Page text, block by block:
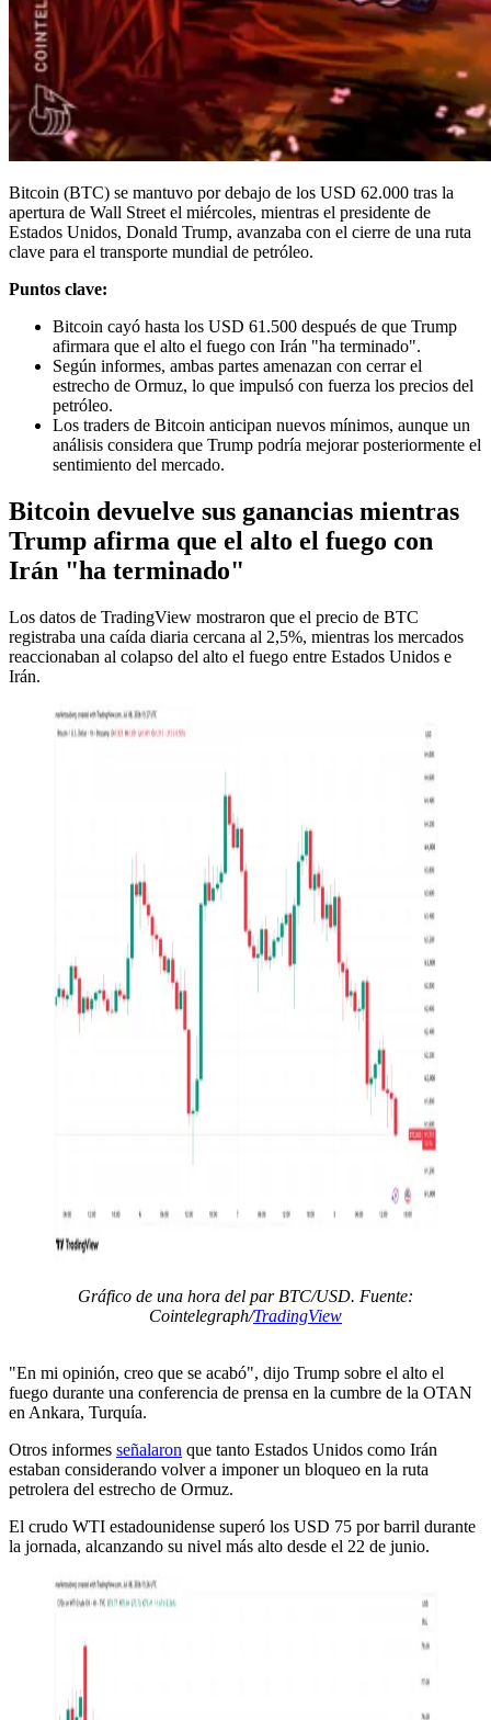
Bitcoin (BTC) se mantuvo por debajo de los USD 62.000 tras la
apertura de Wall Street el miércoles, mientras el presidente de
Estados Unidos, Donald Trump, avanzaba con el cierre de una ruta
clave para el transporte mundial de petróleo.
Puntos clave:
Bitcoin cayó hasta los USD 61.500 después de que Trump
afirmara que el alto el fuego con Irán "ha terminado".
Según informes, ambas partes amenazan con cerrar el
estrecho de Ormuz, lo que impulsó con fuerza los precios del
petróleo.
Los traders de Bitcoin anticipan nuevos mínimos, aunque un
análisis considera que Trump podría mejorar posteriormente el
sentimiento del mercado.
Bitcoin devuelve sus ganancias mientras
Trump afirma que el alto el fuego con
Irán "ha terminado"
Los datos de TradingView mostraron que el precio de BTC
registraba una caída diaria cercana al 2,5%, mientras los mercados
reaccionaban al colapso del alto el fuego entre Estados Unidos e
Irán.
Gráfico de una hora del par BTC/USD. Fuente:
Cointelegraph/TradingView
"En mi opinión, creo que se acabó", dijo Trump sobre el alto el
fuego durante una conferencia de prensa en la cumbre de la OTAN
en Ankara, Turquía.
Otros informes señalaron que tanto Estados Unidos como Irán
estaban considerando volver a imponer un bloqueo en la ruta
petrolera del estrecho de Ormuz.
El crudo WTI estadounidense superó los USD 75 por barril durante
la jornada, alcanzando su nivel más alto desde el 22 de junio.